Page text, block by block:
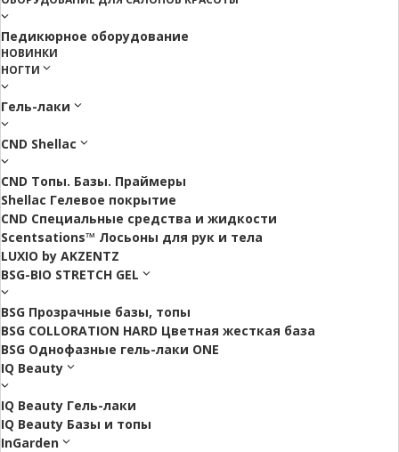
Педикюрное оборудование
НОВИНКИ
НОГТИ
Гель-лаки
CND Shellac
CND Топы. Базы. Праймеры
Shellac Гелевое покрытие
CND Специальные средства и жидкости
Scentsations™ Лосьоны для рук и тела
LUXIO by AKZENTZ
BSG-BIO STRETCH GEL
BSG Прозрачные базы, топы
BSG COLLORATION HARD Цветная жесткая база
BSG Однофазные гель-лаки ONE
IQ Beauty
IQ Beauty Гель-лаки
IQ Beauty Базы и топы
InGarden